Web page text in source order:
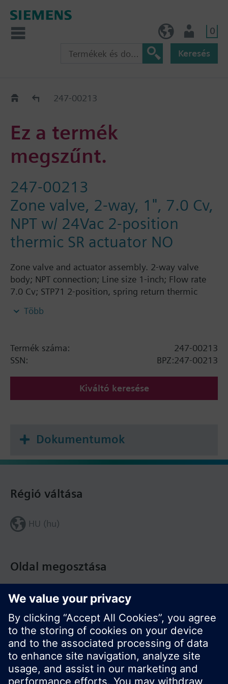
0
Keresés
Régi-Új Kiváltási segédlet
247-00213
Ez a termék
megszűnt.
247-00213
Zone valve, 2-way, 1", 7.0 Cv,
NPT w/ 24Vac 2-position
thermic SR actuator NO
Zone valve and actuator assembly. 2-way valve
body; NPT connection; Line size 1-inch; Flow rate
7.0 Cv; STP71 2-position, spring return thermic
Több
Termék száma:
247-00213
SSN:
BPZ:247-00213
Kiváltó keresése
Dokumentumok
Oldal megosztása
Régió váltása
HU (hu)